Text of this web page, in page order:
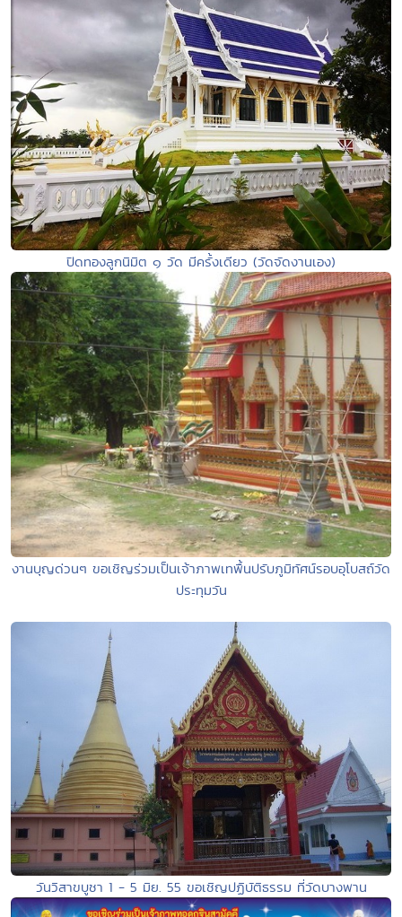
ปิดทองลูกนิมิต ๑ วัด มีครั้งเดียว (วัดจัดงานเอง)
งานบุญด่วนๆ ขอเชิญร่วมเป็นเจ้าภาพเทพื้นปรับภูมิทัศน์รอบอุโบสถ์วัด
ประทุมวัน
วันวิสาขบูชา 1 - 5 มิย. 55 ขอเชิญปฏิบัติธรรม ที่วัดบางพาน